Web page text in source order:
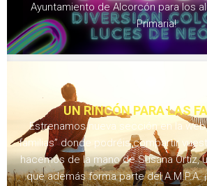
Ayuntamiento de Alcorcón para los
Primaria!
UN RINCÓN PARA LAS
Estrenamos nueva sección en la web
familias” donde podréis compartir
hacemos de la mano de Susana Ortiz,
que además forma parte del A.M.P.A.